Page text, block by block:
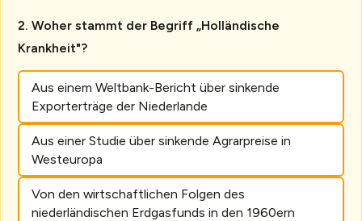
Woher stammt der Begriff „Holländische
Krankheit"?
Aus einem Weltbank-Bericht über sinkende
Exporterträge der Niederlande
Aus einer Studie über sinkende Agrarpreise in
Westeuropa
Von den wirtschaftlichen Folgen des
niederländischen Erdgasfunds in den 1960ern